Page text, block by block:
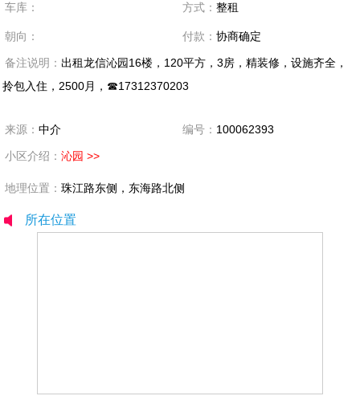
车库： 方式： 整租
朝向： 付款： 协商确定
备注说明： 出租龙信沁园16楼，120平方，3房，精装修，设施齐全，
拎包入住，2500月，☎17312370203
来源： 中介 编号： 100062393
小区介绍： 沁园 >>
地理位置： 珠江路东侧，东海路北侧
所在位置